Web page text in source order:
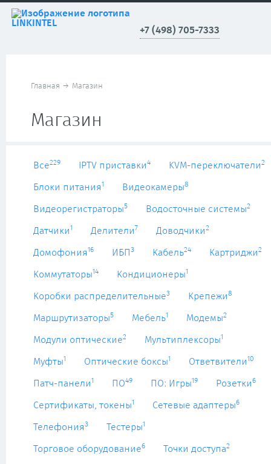
+7 (498) 705-7333
Главная → Магазин
Магазин
Все229 IPTV приставки4 KVM-переключатели2
Блоки питания1 Видеокамеры8
Видеорегистраторы5 Водосточные системы2
Датчики1 Делители7 Доводчики2
Домофония16 ИБП 3 Кабель24 Картриджи2
Коммутаторы14 Кондиционеры1
Коробки распределительные3 Крепежи8
Маршрутизаторы5 Мебель1 Модемы2
Модули оптические2 Мультиплексоры1
Муфты1 Оптические боксы1 Ответвители10
Патч-панели1 ПО49 ПО: Игры19 Розетки6
Сертификаты, токены1 Сетевые адаптеры6
Телефония3 Тестеры1
Торговое оборудование6 Точки доступа2